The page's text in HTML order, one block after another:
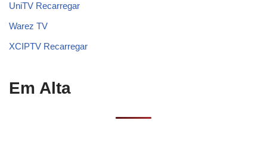
UniTV Recarregar
Warez TV
XCIPTV Recarregar
Em Alta